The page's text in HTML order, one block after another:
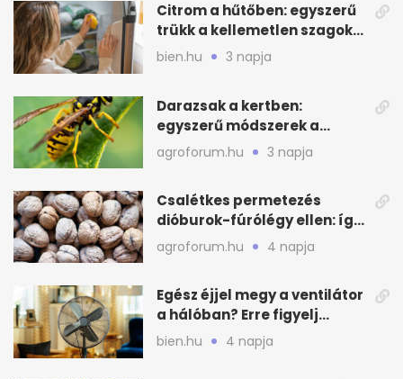
Citrom a hűtőben: egyszerű
trükk a kellemetlen szagok
ellen
bien.hu 3 napja
Darazsak a kertben:
egyszerű módszerek a
távoltartásukra nyáron
agroforum.hu 3 napja
Csalétkes permetezés
dióburok-fúrólégy ellen: így
csináld a kertben
agroforum.hu 4 napja
Egész éjjel megy a ventilátor
a hálóban? Erre figyelj
alvásnál nyáron
bien.hu 4 napja